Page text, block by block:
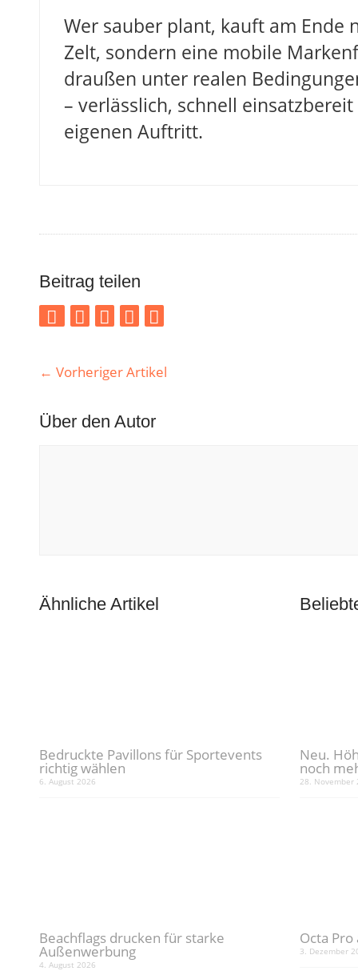
Wer sauber plant, kauft am Ende
Zelt, sondern eine mobile
draußen unter realen
– verlässlich, schnell
eigenen Auftritt.
Beitrag teilen
← Vorheriger Artikel
Über den Autor
Ähnliche Artikel
Bedruckte Pavillons für Sportevents
richtig wählen
6. August 2026
Beachflags drucken für starke
Außenwerbung
4. August 2026
Neu.
noch
28. November
Octa
3. Dezember